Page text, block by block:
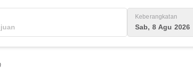
Keberangkatan
Sab, 8 Agu 2026